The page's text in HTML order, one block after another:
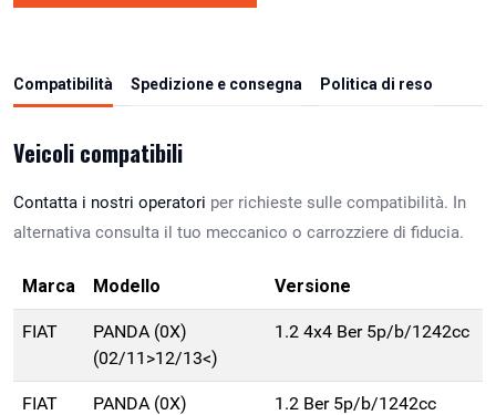
Compatibilità Spedizione e consegna Politica di reso
Veicoli compatibili
Contatta i nostri operatori per richieste sulle compatibilità. In
alternativa consulta il tuo meccanico o carrozziere di fiducia.
Marca Modello Versione
FIAT
PANDA (0X)
(02/11>12/13<)
1.2 4x4 Ber 5p/b/1242cc
FIAT
PANDA (0X)
1.2 Ber 5p/b/1242cc